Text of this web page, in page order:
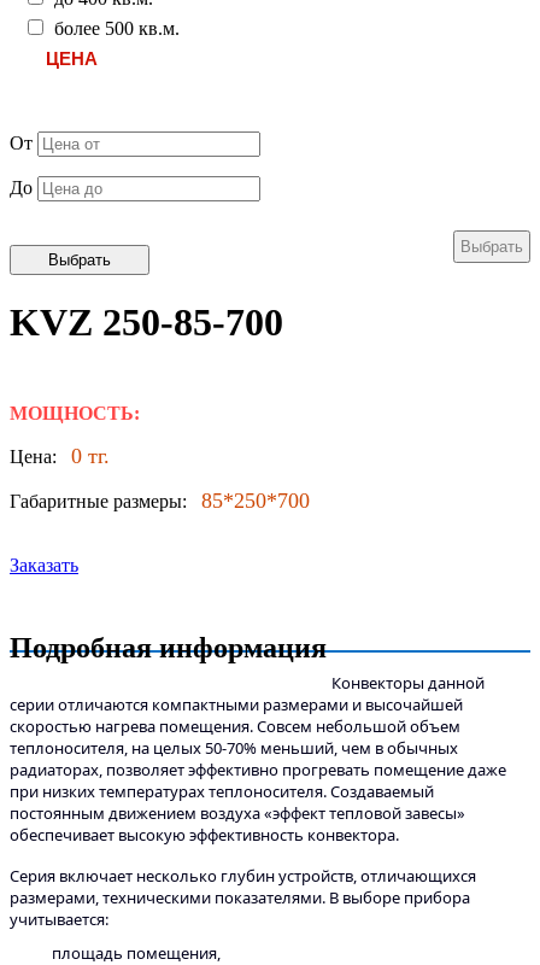
более 500 кв.м.
ЦЕНА
От
До
KVZ 250-85-700
МОЩНОСТЬ:
Цена: 0 тг.
Габаритные размеры: 85*250*700
Заказать
Подробная информация
Конвекторы данной
серии отличаются компактными размерами и высочайшей
скоростью нагрева помещения. Совсем небольшой объем
теплоносителя, на целых 50-70% меньший, чем в обычных
радиаторах, позволяет эффективно прогревать помещение даже
при низких температурах теплоносителя. Создаваемый
постоянным движением воздуха «эффект тепловой завесы»
обеспечивает высокую эффективность конвектора.
Серия включает несколько глубин устройств, отличающихся
размерами, техническими показателями. В выборе прибора
учитывается:
площадь помещения,